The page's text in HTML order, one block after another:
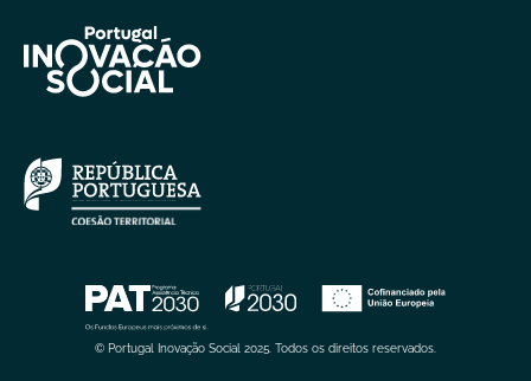
© Portugal Inovação Social 2025. Todos os direitos reservados.